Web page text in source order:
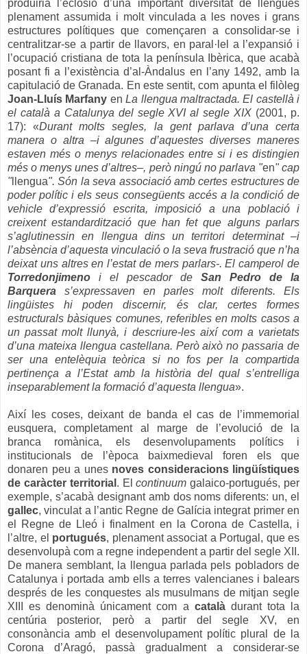
produiria l’eclosió d’una important diversitat de llengües
plenament assumida i molt vinculada a les noves i grans
estructures polítiques que començaren a consolidar-se i
centralitzar-se a partir de llavors, en paral·lel a l’expansió i
l’ocupació cristiana de tota la península Ibèrica, que acabà
posant fi a l’existència d’al-Àndalus en l’any 1492, amb la
capitulació de Granada. En este sentit, com apunta el filòleg
Joan-Lluís Marfany enLa llengua maltractada. El castellà i
el català a Catalunya del segle XVI al segle XIX (2001, p.
17): «Durant molts segles, la gent parlava d’una certa
manera o altra –i algunes d’aquestes diverses maneres
estaven més o menys relacionades entre si i es distingien
més o menys unes d’altres–, però ningú no parlava "en" cap
"llengua". Són la seva associació amb certes estructures de
poder polític i els seus consegüents accés a la condició de
vehicle d’expressió escrita, imposició a una població i
creixent estandardització que han fet que alguns parlars
s’aglutinessin en llengua dins un territori determinat –i
l’absència d’aquesta vinculació o la seva frustració que n’ha
deixat uns altres en l’estat de mers parlars-. El camperol de
Torredonjimeno i el pescador de San Pedro de la
Barquera s’expressaven en parles molt diferents. Els
lingüistes hi poden discernir, és clar, certes formes
estructurals bàsiques comunes, referibles en molts casos a
un passat molt llunyà, i descriure-les així com a varietats
d’una mateixa llengua castellana. Però això no passaria de
ser una entelèquia teòrica si no fos per la compartida
pertinença a l’Estat amb la història del qual s’entrelliga
inseparablement la formació d’aquesta llengua».
Així les coses, deixant de banda el cas de l’immemorial
eusquera, completament al marge de l’evolució de la
branca romànica, els desenvolupaments polítics i
institucionals de l’època baixmedieval foren els que
donaren peu a unes noves consideracions lingüístiques
de caràcter territorial . Elcontinuum galaico-portugués, per
exemple, s’acabà designant amb dos noms diferents: un, el
gallec, vinculat a l’antic Regne de Galícia integrat primer en
el Regne de Lleó i finalment en la Corona de Castella, i
l’altre, el portugués, plenament associat a Portugal, que es
desenvolupà com a regne independent a partir del segle XII.
De manera semblant, la llengua parlada pels pobladors de
Catalunya i portada amb ells a terres valencianes i balears
després de les conquestes als musulmans de mitjan segle
XIII es denominà únicament com a catalàdurant tota la
centúria posterior, però a partir del segle XV, en
consonància amb el desenvolupament polític plural de la
Corona d’Aragó, passà gradualment a considerar-se